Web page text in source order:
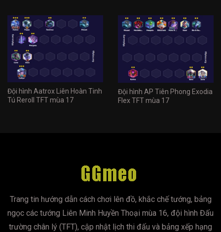
Đội hình Aatrox Liên Hoàn Tinh
Tú Reroll TFT mùa 17
Đội hình AP Tiên Phong Exodia
Flex TFT mùa 17
Trang tin hướng dẫn cách chơi lên đồ, khắc chế tướng, bảng
ngọc các tướng Liên Minh Huyền Thoại mùa 16, đội hình Đấu
trường chân lý (TFT), cập nhật lịch thi đấu và bảng xếp hạng